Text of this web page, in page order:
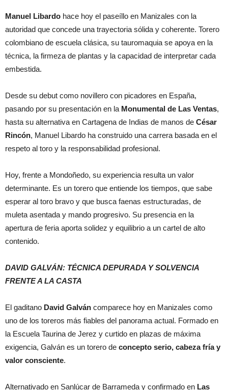
Manuel Libardo hace hoy el paseíllo en Manizales con la
autoridad que concede una trayectoria sólida y coherente. Torero
colombiano de escuela clásica, su tauromaquia se apoya en la
técnica, la firmeza de plantas y la capacidad de interpretar cada
embestida.
Desde su debut como novillero con picadores en España,
pasando por su presentación en la Monumental de Las Ventas,
hasta su alternativa en Cartagena de Indias de manos de César
Rincón, Manuel Libardo ha construido una carrera basada en el
respeto al toro y la responsabilidad profesional.
Hoy, frente a Mondoñedo, su experiencia resulta un valor
determinante. Es un torero que entiende los tiempos, que sabe
esperar al toro bravo y que busca faenas estructuradas, de
muleta asentada y mando progresivo. Su presencia en la
apertura de feria aporta solidez y equilibrio a un cartel de alto
contenido.
DAVID GALVÁN: TÉCNICA DEPURADA Y SOLVENCIA
FRENTE A LA CASTA
El gaditano David Galván comparece hoy en Manizales como
uno de los toreros más fiables del panorama actual. Formado en
la Escuela Taurina de Jerez y curtido en plazas de máxima
exigencia, Galván es un torero de concepto serio, cabeza fría y
valor consciente.
Alternativado en Sanlúcar de Barrameda y confirmado en Las